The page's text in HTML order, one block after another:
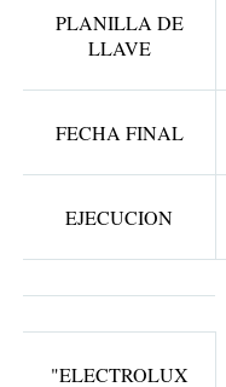
PLANILLA DE
LLAVE
FECHA FINAL
EJECUCION
"ELECTROLUX